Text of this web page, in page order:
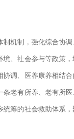
机制，强化综合协
、社会参与等政策
调、医养康养相结合
老有所养、老有所
筹的社会救助体系